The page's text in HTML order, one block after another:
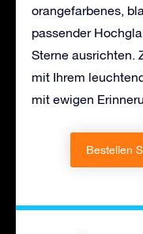
orangefarbenes,
passender
Sterne ausrichten.
mit Ihrem
mit ewigen
Bestellen